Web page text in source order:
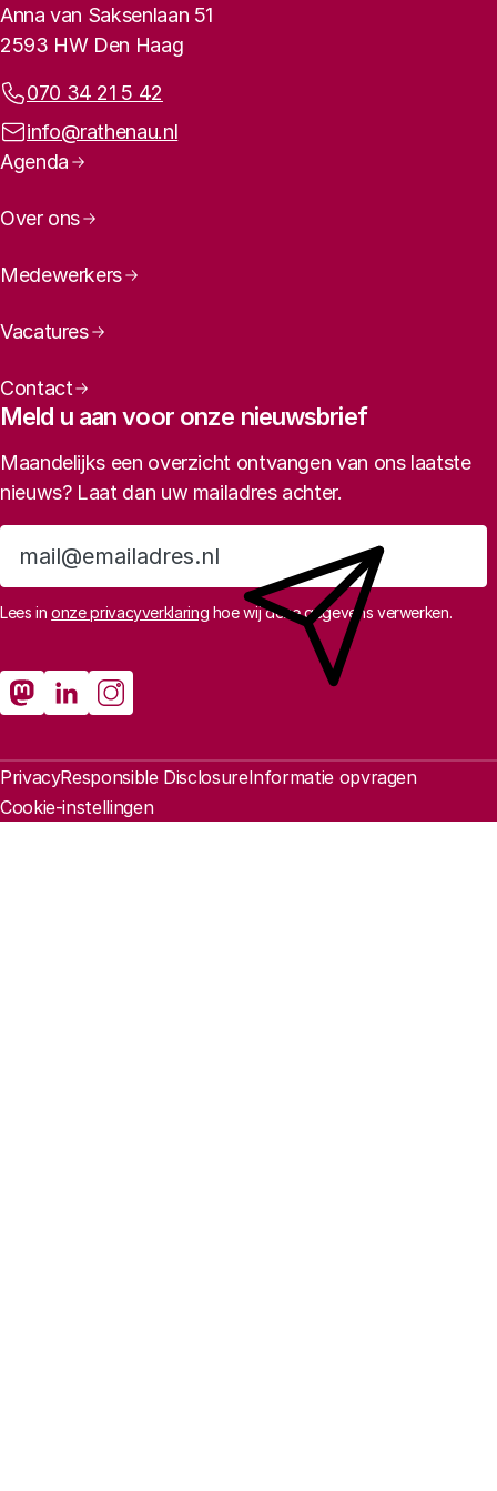
Contactinformatie
Anna van Saksenlaan 51
2593 HW Den Haag
Telefoonnummer:
070 34 21 5 42
E-mailadres:
info@rathenau.nl
Paginanavigatie
Agenda
Over ons
Medewerkers
Vacatures
Contact
Meld u aan voor onze nieuwsbrief
Maandelijks een overzicht ontvangen van ons laatste
nieuws? Laat dan uw mailadres achter.
Aanmelden
Lees inonze privacyverklaring hoe wij deze gegevens verwerken.
Sociale media
Rathenau Mastodon
Rathenau LinkedIn
Rathenau Instagram
Juridische informatie
PrivacyResponsible DisclosureInformatie opvragen
Cookie-instellingen